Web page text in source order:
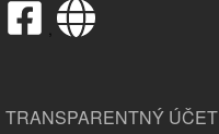
,
TRANSPARENTNÝ ÚČET